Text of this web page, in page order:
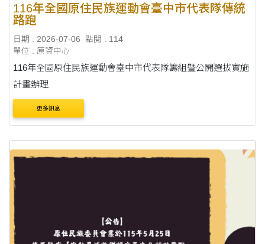
116年全國原住民族運動會臺中市代表隊傳統
路跑
日期 : 2026-07-06
點閱 : 114
單位 : 原資中心
116年全國原住民族運動會臺中市代表隊籌組暨公開選拔實施
計畫辦理
更多訊息